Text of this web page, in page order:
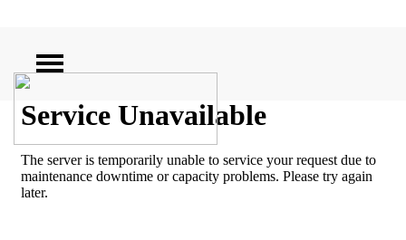
ZOEKEN